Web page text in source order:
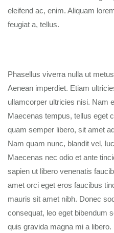
eleifend ac, enim. Aliquam
feugiat a, tellus.
Phasellus viverra nulla ut
Aenean imperdiet. Etiam
ullamcorper ultricies nisi. Nam
Maecenas tempus, tellus eget
quam semper libero, sit amet
Nam quam nunc, blandit vel,
Maecenas nec odio et ante
sapien ut libero venenatis
amet orci eget eros faucibus
mauris sit amet nibh. Donec
consequat, leo eget bibendum
quis gravida magna mi a